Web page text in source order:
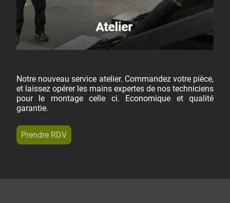
Notre nouveau service atelier. Commandez votre pièce,
et laissez opérer les mains expertes de nos techniciens
pour le montage celle ci. Economique et qualité
garantie.
Prendre RDV